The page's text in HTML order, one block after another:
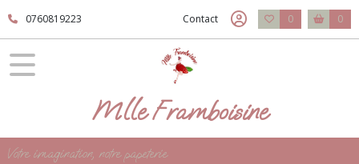
0760819223 Contact 0 0
Mlle Framboisine
Votre imagination, notre papeterie